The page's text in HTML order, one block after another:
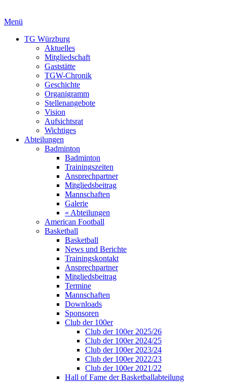
Menü
TG Würzburg
Aktuelles
Mitgliedschaft
Gaststätte
TGW-Chronik
Geschichte
Organigramm
Stellenangebote
Vision
Aufsichtsrat
Wichtiges
Abteilungen
Badminton
Badminton
Trainingszeiten
Ansprechpartner
Mitgliedsbeitrag
Mannschaften
Galerie
« Abteilungen
American Football
Basketball
Basketball
News und Berichte
Trainingskontakt
Ansprechpartner
Mitgliedsbeitrag
Termine
Mannschaften
Downloads
Sponsoren
Club der 100er
Club der 100er 2025/26
Club der 100er 2024/25
Club der 100er 2023/24
Club der 100er 2022/23
Club der 100er 2021/22
Hall of Fame der Basketballabteilung